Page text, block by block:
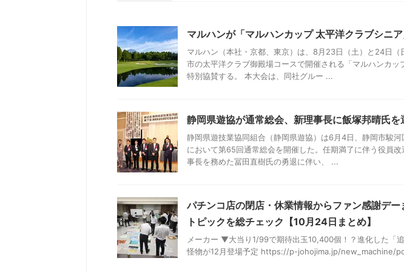
マルハンが「マルハンカップ 太平洋クラブシニ
マルハン（本社・京都、東京）は、8月23日（土）と24日（
市の太平洋クラブ御殿場コースで開催される「マルハンカッ
特別協賛する。 本大会は、同社グルー ...
静岡県遊協が通常総会、新理事長に飯塚邦晴氏を
静岡県遊技業協同組合（静岡県遊協）は6月4日、静岡市駿
において第65回通常総会を開催した。任期満了に伴う役員
事長を務めた冨田直樹氏の勇退に伴い、 ...
パチンコ店の閉店・休業情報からファン感謝デ
トピックを総チェック【10月24日まとめ】
メーカー ▼大当り1/99で期待出玉10,400個！？進化した「
怪物が12月登場予定 https://p-johojima.jp/new_machine/